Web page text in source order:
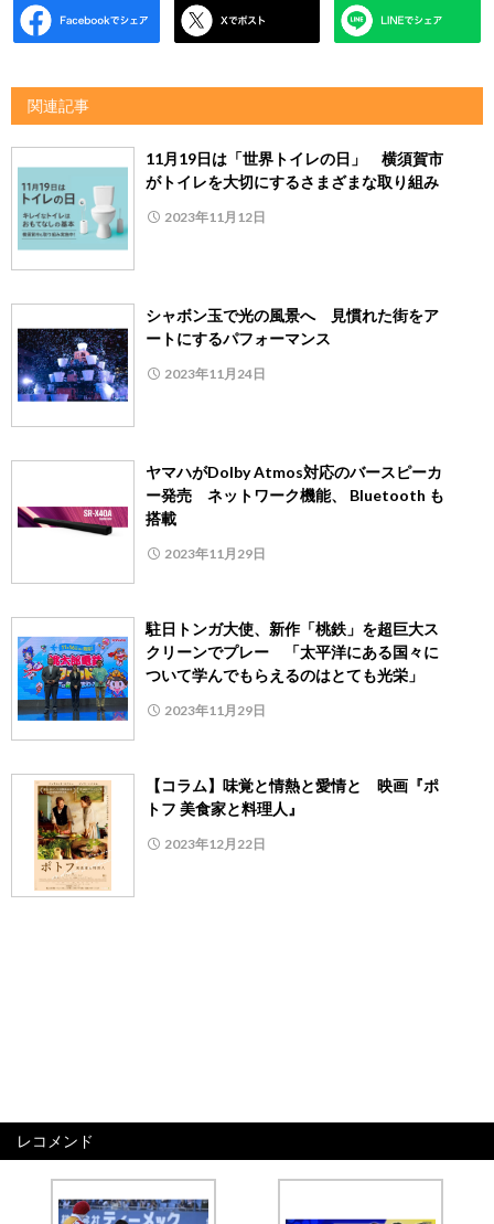
関連記事
11月19日は「世界トイレの日」 横須賀市
がトイレを大切にするさまざまな取り組み
2023年11月12日
シャボン玉で光の風景へ 見慣れた街をア
ートにするパフォーマンス
2023年11月24日
ヤマハがDolby Atmos対応のバースピーカ
ー発売 ネットワーク機能、 Bluetooth も
搭載
2023年11月29日
駐日トンガ大使、新作「桃鉄」を超巨大ス
クリーンでプレー 「太平洋にある国々に
ついて学んでもらえるのはとても光栄」
2023年11月29日
【コラム】味覚と情熱と愛情と 映画『ポ
トフ 美食家と料理人』
2023年12月22日
レコメンド